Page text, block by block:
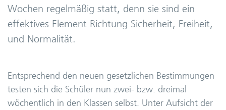
Wochen regelmäßig statt, denn sie sind ein
effektives Element Richtung Sicherheit, Freiheit,
und Normalität.
Entsprechend den neuen gesetzlichen Bestimmungen
testen sich die Schüler nun zwei- bzw. dreimal
wöchentlich in den Klassen selbst. Unter Aufsicht der